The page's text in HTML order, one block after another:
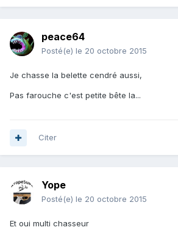
peace64
Posté(e) le 20 octobre 2015
Je chasse la belette cendré aussi,
Pas farouche c'est petite bête la...
Citer
Yope
Posté(e) le 20 octobre 2015
Et oui multi chasseur